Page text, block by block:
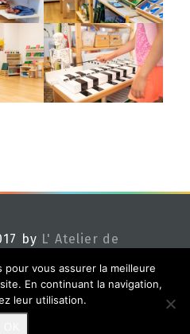
by L' Atelier de
vous assurer la meilleure
En continuant la navigation,
leur utilisation.